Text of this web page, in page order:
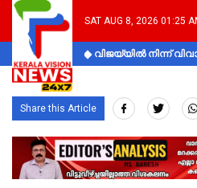
SAT AUG 8, 2026 01:25
വിജയ്‌യിൽ നിന്ന്
Share this Article